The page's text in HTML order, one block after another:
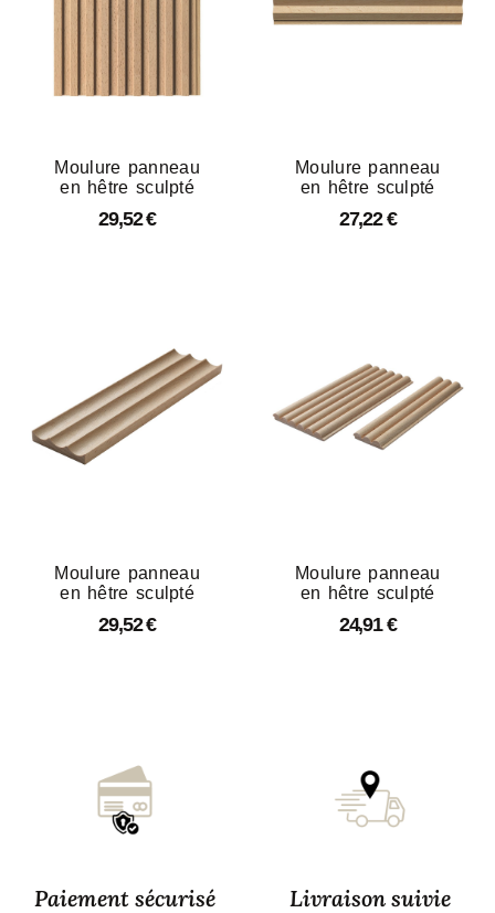
Moulure panneau
en hêtre sculpté
29,52€
Moulure panneau
en hêtre sculpté
27,22€
Moulure panneau
en hêtre sculpté
29,52€
Moulure panneau
en hêtre sculpté
24,91€
Paiement sécurisé Livraison suivie